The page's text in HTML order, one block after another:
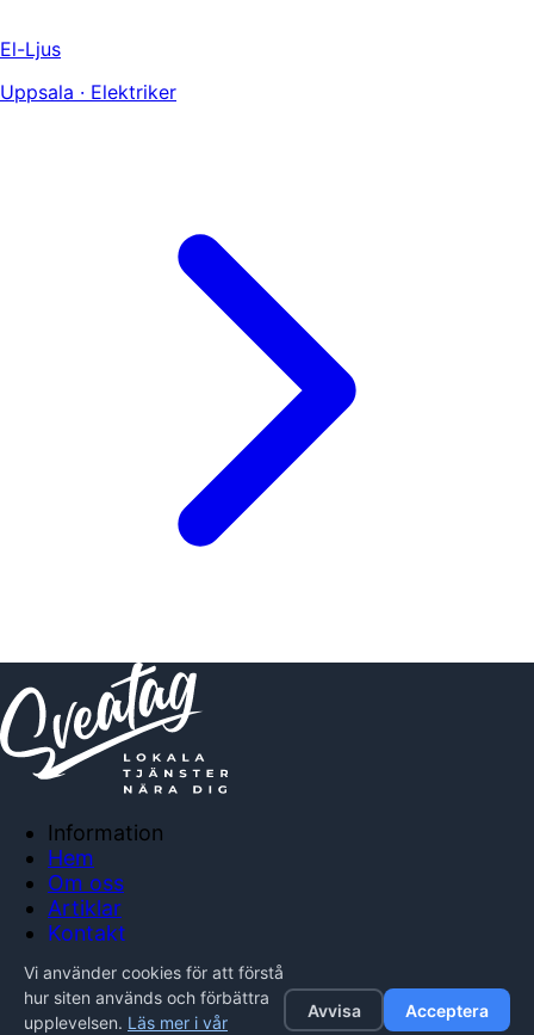
El-Ljus
Uppsala · Elektriker
Information
Hem
Om oss
Artiklar
Kontakt
Integritetspolicy
Vi använder cookies för att förstå
hur siten används och förbättra
upplevelsen. Läs mer i vår
Avvisa Acceptera